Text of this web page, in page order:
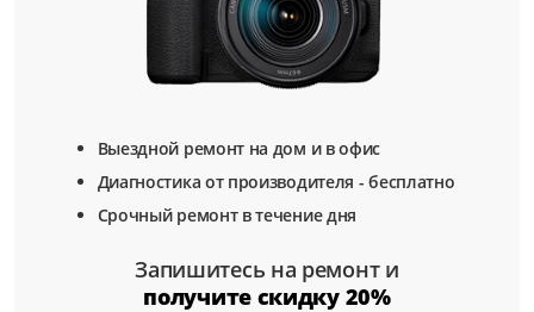
Выездной ремонт на дом и в офис
Диагностика от производителя - бесплатно
Срочный ремонт в течение дня
Запишитесь на ремонт и
получите скидку 20%